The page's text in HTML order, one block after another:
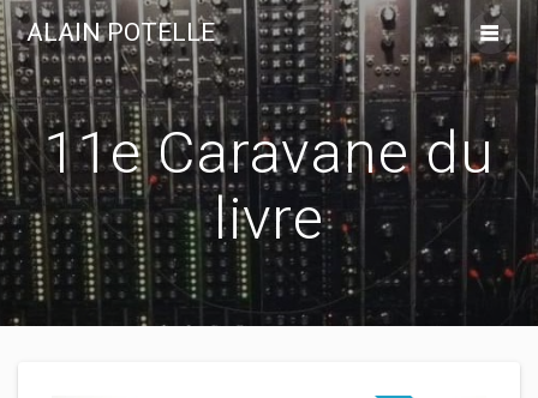
Skip
to
content
ALAIN POTELLE
11e Caravane du
livre